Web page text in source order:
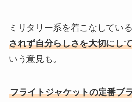
ミリタリー系を着こなしている
されず自分らしさを大切にし
いう意見も。
フライトジャケットの定番ブ